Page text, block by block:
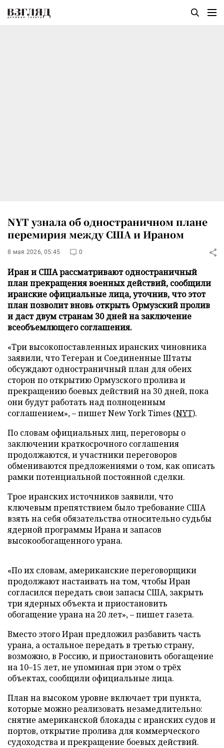
NYT узнала об одностраничном плане
перемирия между США и Ираном
8 мая 2026, 05:45 0
Иран и США рассматривают одностраничный
план прекращения военных действий, сообщили
иранские официальные лица, уточнив, что этот
план позволит вновь открыть Ормузский пролив
и даст двум странам 30 дней на заключение
всеобъемлющего соглашения.
«Три высокопоставленных иранских чиновника
заявили, что Тегеран и Соединенные Штаты
обсуждают одностраничный план для обеих
сторон по открытию Ормузского пролива и
прекращению боевых действий на 30 дней, пока
они будут работать над полноценным
соглашением», – пишет New York Times (NYT).
По словам официальных лиц, переговоры о
заключении краткосрочного соглашения
продолжаются, и участники переговоров
обмениваются предложениями о том, как описать
рамки потенциальной постоянной сделки.
Трое иранских источников заявили, что
ключевым препятствием было требование США
взять на себя обязательства относительно судьбы
ядерной программы Ирана и запасов
высокообогащенного урана.
«По их словам, американские переговорщики
продолжают настаивать на том, чтобы Иран
согласился передать свои запасы США, закрыть
три ядерных объекта и приостановить
обогащение урана на 20 лет», – пишет газета.
Вместо этого Иран предложил разбавить часть
урана, а остальное передать в третью страну,
возможно, в Россию, и приостановить обогащение
на 10–15 лет, не упоминая при этом о трёх
объектах, сообщили официальные лица.
План на высоком уровне включает три пункта,
которые можно реализовать незамедлительно:
снятие американской блокады с иранских судов и
портов, открытие пролива для коммерческого
судоходства и прекращение боевых действий.